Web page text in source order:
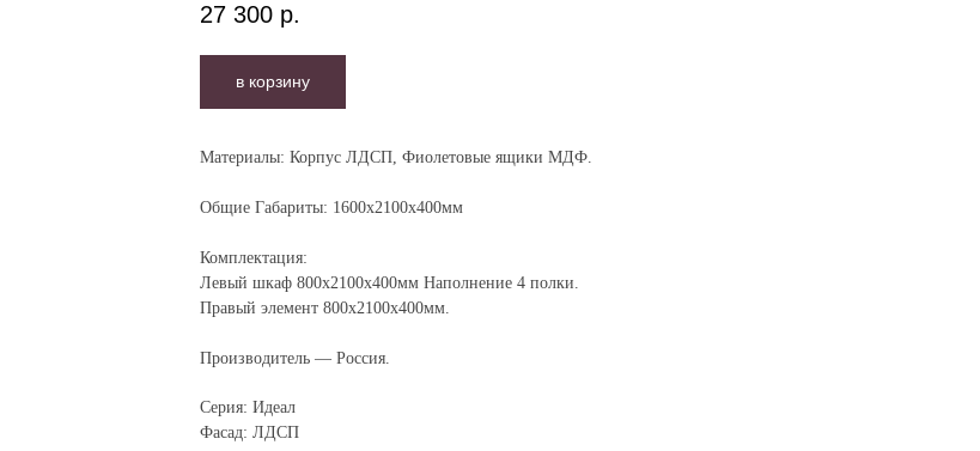
27 300 р.
в корзину
Материалы: Корпус ЛДСП, Фиолетовые ящики МДФ.
Общие Габариты: 1600х2100х400мм
Комплектация:
Левый шкаф 800х2100х400мм Наполнение 4 полки.
Правый элемент 800х2100х400мм.
Производитель — Россия.
Серия: Идеал
Фасад: ЛДСП